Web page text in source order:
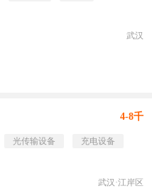
武汉
4-8千
光传输设备
充电设备
武汉·江岸区